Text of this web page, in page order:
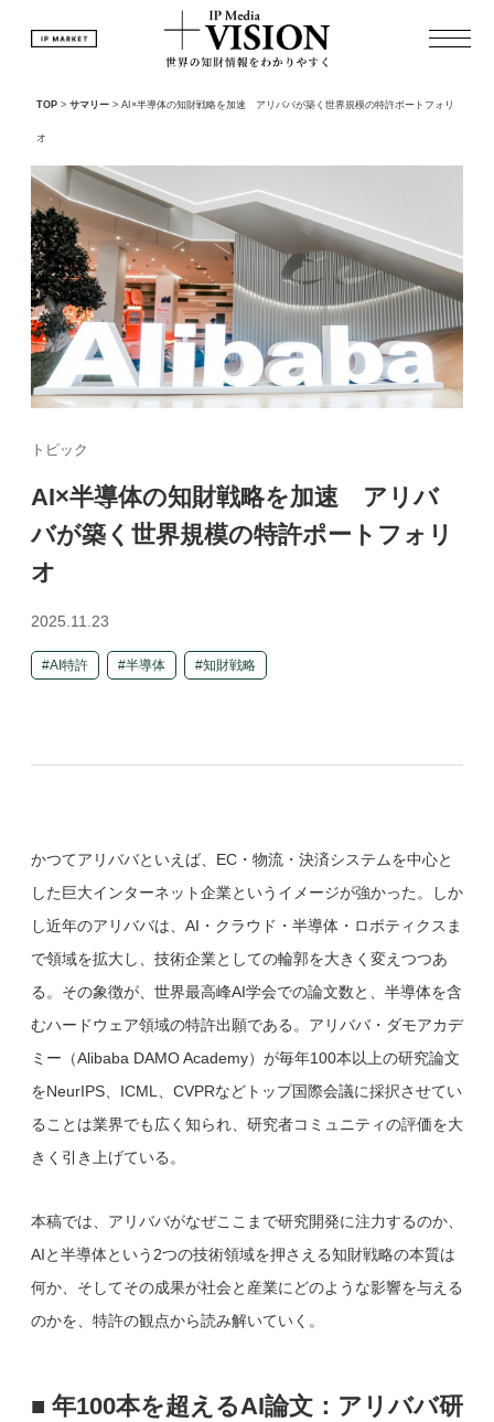
TOP > サマリー > AI×半導体の知財戦略を加速 アリババが築く世界規模の特許ポートフォリ
オ
トピック
AI×半導体の知財戦略を加速 アリバ
バが築く世界規模の特許ポートフォリ
オ
2025.11.23
AI特許 半導体 知財戦略
かつてアリババといえば、EC・物流・決済システムを中心と
した巨大インターネット企業というイメージが強かった。しか
し近年のアリババは、AI・クラウド・半導体・ロボティクスま
で領域を拡大し、技術企業としての輪郭を大きく変えつつあ
る。その象徴が、世界最高峰AI学会での論文数と、半導体を含
むハードウェア領域の特許出願である。アリババ・ダモアカデ
ミー（Alibaba DAMO Academy）が毎年100本以上の研究論文
をNeurIPS、ICML、CVPRなどトップ国際会議に採択させてい
ることは業界でも広く知られ、研究者コミュニティの評価を大
きく引き上げている。
本稿では、アリババがなぜここまで研究開発に注力するのか、
AIと半導体という2つの技術領域を押さえる知財戦略の本質は
何か、そしてその成果が社会と産業にどのような影響を与える
のかを、特許の観点から読み解いていく。
■ 年100本を超えるAI論文：アリババ研